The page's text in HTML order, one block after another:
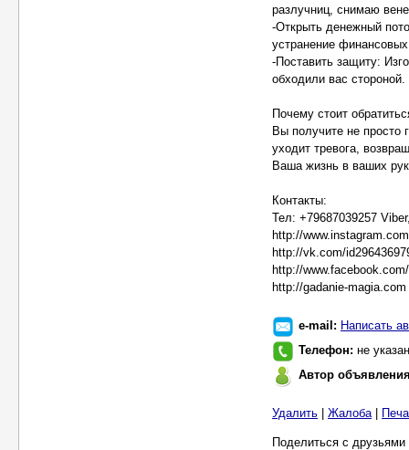
разлучниц, снимаю
-Открыть денежный
устранение
-Поставить защиту:
обходили вас стороной.
Почему стоит
Вы получите не просто
уходит тревога,
Ваша жизнь в ваших
Контакты:
Тел: +79687039257
http://
http://vk.com/
http://
http://gadanie-magia.com
e-mail: Написать
Телефон: не указан
Автор
Удалить Жалоба|
Поделиться с